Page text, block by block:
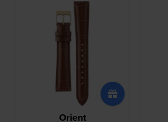
Orient